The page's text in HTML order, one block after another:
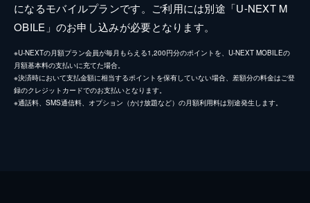
になるモバイルプランです。ご利用には別途「U-NEXT M
OBILE」のお申し込みが必要となります。
※U-NEXTの月額プラン会員が毎月もらえる1,200円分のポイントを、U-NEXT MOBILEの
月額基本料の支払いに充てた場合。
※決済時において支払金額に相当するポイントを保有していない場合、差額分の料金はご登
録のクレジットカードでのお支払いとなります。
※通話料、SMS通信料、オプション（かけ放題など）の月額利用料は別途発生します。